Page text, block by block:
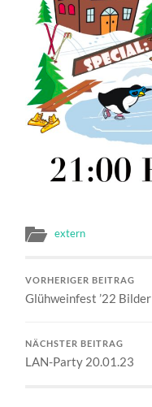
extern
VORHERIGER BEITRAG
Glühweinfest ’22 Bilder
NÄCHSTER BEITRAG
LAN-Party 20.01.23